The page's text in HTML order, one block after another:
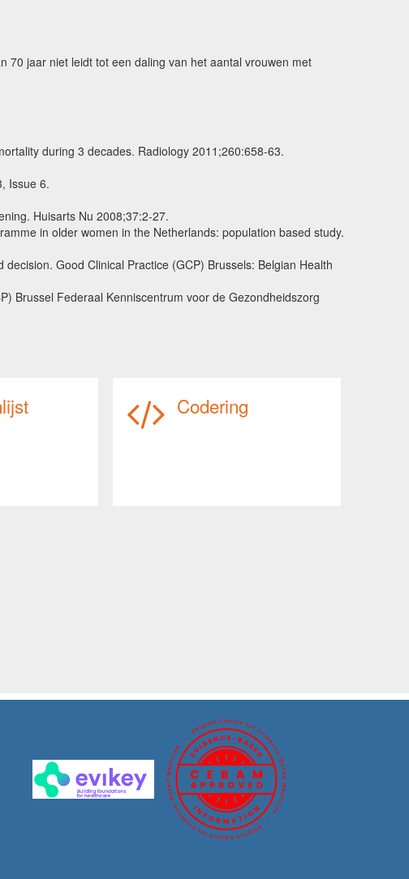
70 jaar niet leidt tot een daling van het aantal vrouwen met
during 3 decades. Radiology 2011;260:658-63.
Issue 6.
Huisarts Nu 2008;37:2-27.
in older women in the Netherlands: population based study.
Good Clinical Practice (GCP) Brussels: Belgian Health
Brussel Federaal Kenniscentrum voor de Gezondheidszorg
Codering